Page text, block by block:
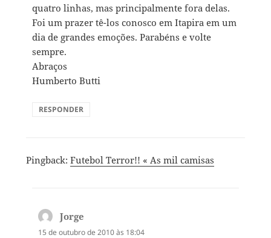
quatro linhas, mas principalmente fora delas.
Foi um prazer tê-los conosco em Itapira em um
dia de grandes emoções. Parabéns e volte
sempre.
Abraços
Humberto Butti
RESPONDER
Pingback: Futebol Terror!! « As mil camisas
Jorge
15 de outubro de 2010 às 18:04